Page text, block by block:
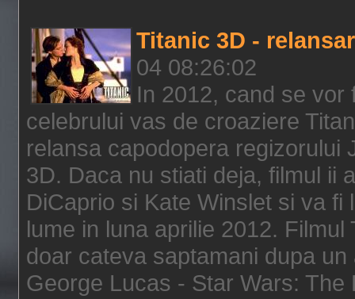
Titanic 3D -
04 08:26:02
In 2012, cand se
celebrului vas de croaziere
relansa capodopera regizorului
3D. Daca nu stiati deja, filmul ii
DiCaprio si Kate Winslet si va
lume in luna aprilie 2012.
doar cateva saptamani dupa
George Lucas - Star Wars: